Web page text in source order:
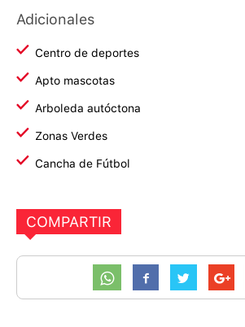
Adicionales
Centro de deportes
Apto mascotas
Arboleda autóctona
Zonas Verdes
Cancha de Fútbol
COMPARTIR